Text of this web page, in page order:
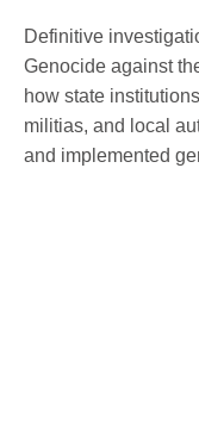
Definitive
Genocide against
how state
militias, and local
and implemented